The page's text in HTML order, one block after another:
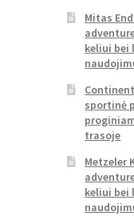
Mitas
keliui bei
sportinė
trasoje
Metzeler
keliui bei